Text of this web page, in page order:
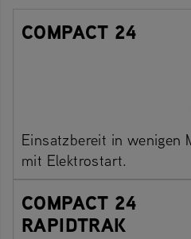
COMPACT 24
Einsatzbereit in wenigen
mit Elektrostart.
COMPACT 24
RAPIDTRAK